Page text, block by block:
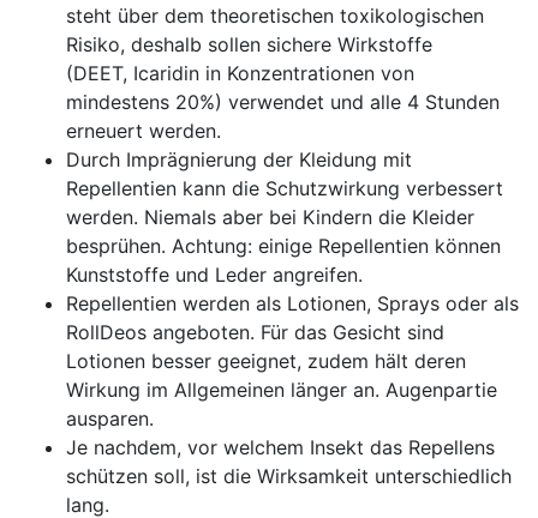
steht über dem theoretischen toxikologischen
Risiko, deshalb sollen sichere Wirkstoffe
(DEET, Icaridin in Konzentrationen von
mindestens 20%) verwendet und alle 4 Stunden
erneuert werden.
Durch Imprägnierung der Kleidung mit
Repellentien kann die Schutzwirkung verbessert
werden. Niemals aber bei Kindern die Kleider
besprühen. Achtung: einige Repellentien können
Kunststoffe und Leder angreifen.
Repellentien werden als Lotionen, Sprays oder als
RollDeos angeboten. Für das Gesicht sind
Lotionen besser geeignet, zudem hält deren
Wirkung im Allgemeinen länger an. Augenpartie
ausparen.
Je nachdem, vor welchem Insekt das Repellens
schützen soll, ist die Wirksamkeit unterschiedlich
lang.